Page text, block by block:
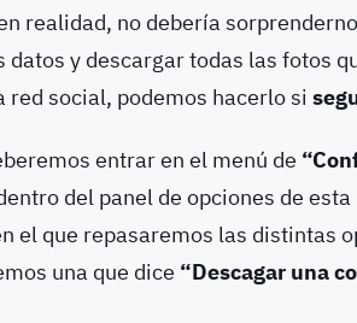
realidad, no debería
datos y descargar todas las fotos
red social, podemos hacerlo si
entrar en el menú de
del panel de opciones de
el que repasaremos las distintas
una que dice “Descagar una